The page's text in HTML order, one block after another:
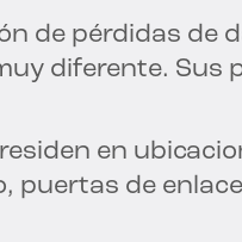
de pérdidas de
diferente. Sus
en
puertas de